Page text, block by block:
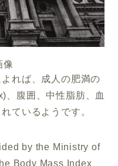
像
れば、成人の肥満の
、腹囲、中性脂肪、血
ているようです。
by the Ministry of
Body Mass Index